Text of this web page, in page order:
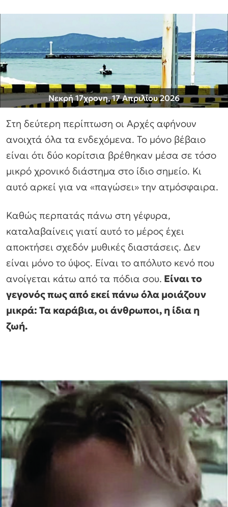
Νεκρή 17χρονη, 17 Απριλίου 2026
Στη δεύτερη περίπτωση οι Αρχές αφήνουν
ανοιχτά όλα τα ενδεχόμενα. Το μόνο βέβαιο
είναι ότι δύο κορίτσια βρέθηκαν μέσα σε τόσο
μικρό χρονικό διάστημα στο ίδιο σημείο. Κι
αυτό αρκεί για να «παγώσει» την ατμόσφαιρα.
Καθώς περπατάς πάνω στη γέφυρα,
καταλαβαίνεις γιατί αυτό το μέρος έχει
αποκτήσει σχεδόν μυθικές διαστάσεις. Δεν
είναι μόνο το ύψος. Είναι το απόλυτο κενό που
ανοίγεται κάτω από τα πόδια σου. Είναι το
γεγονός πως από εκεί πάνω όλα μοιάζουν
μικρά: Τα καράβια, οι άνθρωποι, η ίδια η
ζωή.